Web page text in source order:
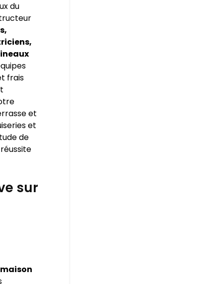
du
frais
et
et
de
sur